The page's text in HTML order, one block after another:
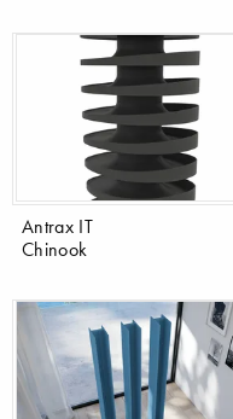
Antrax IT
Chinook